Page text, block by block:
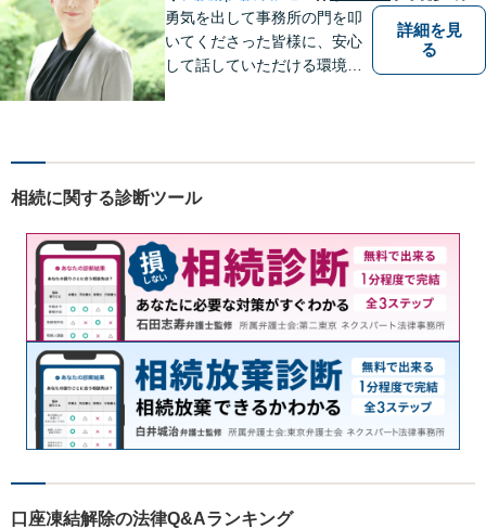
日相談可】
勇気を出して事務所の門を叩
いてくださった皆様に、安心
して話していただける環境を
え、丁寧にサポートしてまい
詳細を見
る
相続に関する診断ツール
口座凍結解除の法律Q&Aランキング